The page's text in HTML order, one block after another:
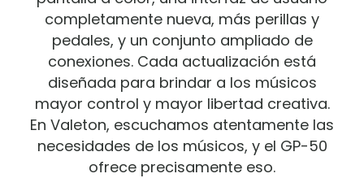
completamente nueva, más perillas y
pedales, y un conjunto ampliado de
conexiones. Cada actualización está
diseñada para brindar a los músicos
mayor control y mayor libertad creativa.
En Valeton, escuchamos atentamente las
necesidades de los músicos, y el GP-50
ofrece precisamente eso.